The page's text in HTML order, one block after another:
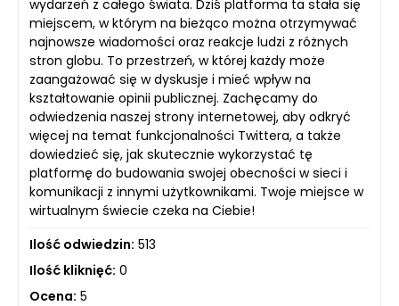
wydarzeń z całego świata. Dziś platforma ta stała się
miejscem, w którym na bieżąco można otrzymywać
najnowsze wiadomości oraz reakcje ludzi z różnych
stron globu. To przestrzeń, w której każdy może
zaangażować się w dyskusje i mieć wpływ na
kształtowanie opinii publicznej. Zachęcamy do
odwiedzenia naszej strony internetowej, aby odkryć
więcej na temat funkcjonalności Twittera, a także
dowiedzieć się, jak skutecznie wykorzystać tę
platformę do budowania swojej obecności w sieci i
komunikacji z innymi użytkownikami. Twoje miejsce w
wirtualnym świecie czeka na Ciebie!
Ilość odwiedzin: 513
Ilość kliknięć: 0
Ocena: 5